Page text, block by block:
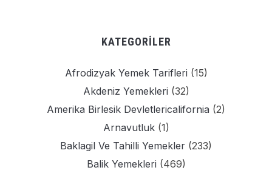
KATEGORILER
Afrodizyak Yemek Tarifleri (15)
Akdeniz Yemekleri (32)
Amerika Birlesik Devletlericalifornia (2)
Arnavutluk(1)
Baklagil Ve Tahilli Yemekler (233)
Balik Yemekleri (469)